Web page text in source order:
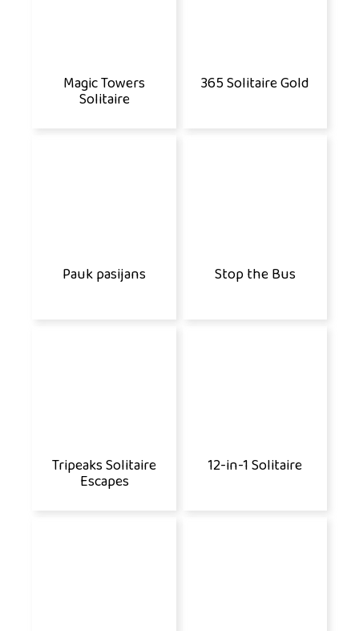
Tripeaks Solitaire
Escapes
12-in-1 Solitaire
Magic Towers
Solitaire
365 Solitaire Gold
Pauk pasijans Stop the Bus